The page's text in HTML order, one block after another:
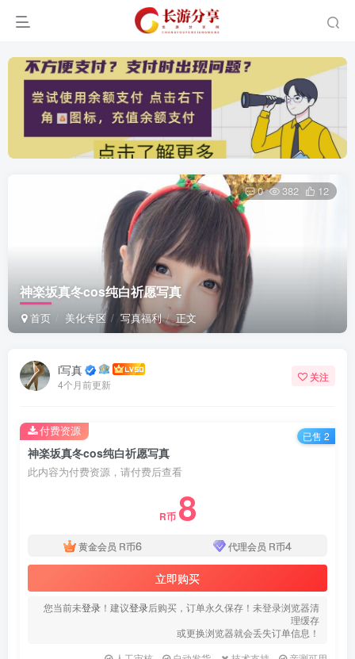
神楽坂真冬cos纯白祈愿写真
首页 美化专区 写真福利 正文
0 382 12
i写真
4个月前更新
关注
神楽坂真冬cos纯白祈愿写真
此内容为付费资源，请付费后查看
R币 8
黄金会员 R币6 代理会员 R币4
立即购买
您当前未登录 ！建议登录后购买，订单永久保存！未登录浏览器清
理缓存
或更换浏览器就会丢失订单信息！
付费资源 已售 2